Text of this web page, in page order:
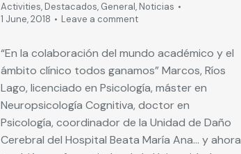
Activities, Destacados, General, Noticias
1 June, 2018
Leave a comment
“En la colaboración del mundo académico y el
ámbito clínico todos ganamos” Marcos, Ríos
Lago, licenciado en Psicología, máster en
Neuropsicología Cognitiva, doctor en
Psicología, coordinador de la Unidad de Daño
Cerebral del Hospital Beata María Ana… y ahora